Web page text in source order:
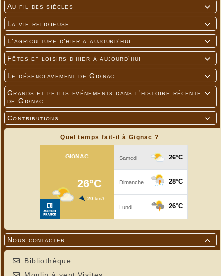

Au fil des siècles

La vie religieuse

L'agriculture d'hier à aujourd'hui

Fêtes et loisirs d'hier à aujourd'hui

Le désenclavement de Gignac

Grands et petits événements dans l'histoire récente
de Gignac

Contributions
Quel temps fait-il à Gignac ?

Nous contacter
Bibliothèque
Moulin à vent Visites